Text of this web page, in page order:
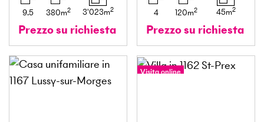
9.5 380m2 3'023m2
Prezzo su richiesta
4 120m2 45m2
Prezzo su richiesta
Visita online